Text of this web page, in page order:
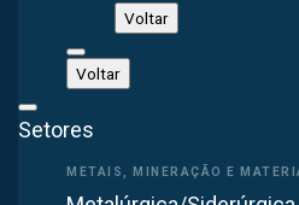
Voltar
Voltar
Setores
montou nesta região — com os
projeto executado.